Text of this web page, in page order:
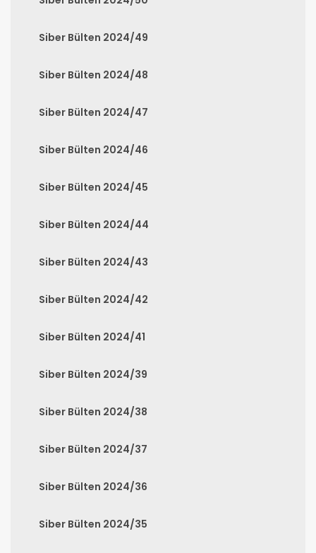
Siber Bülten 2024/49
Siber Bülten 2024/48
Siber Bülten 2024/47
Siber Bülten 2024/46
Siber Bülten 2024/45
Siber Bülten 2024/44
Siber Bülten 2024/43
Siber Bülten 2024/42
Siber Bülten 2024/41
Siber Bülten 2024/39
Siber Bülten 2024/38
Siber Bülten 2024/37
Siber Bülten 2024/36
Siber Bülten 2024/35